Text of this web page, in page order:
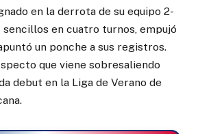
en la derrota de su equipo 2-
sencillos en cuatro turnos, empujó
un ponche a sus registros.
que viene sobresaliendo
debut en la Liga de Verano de